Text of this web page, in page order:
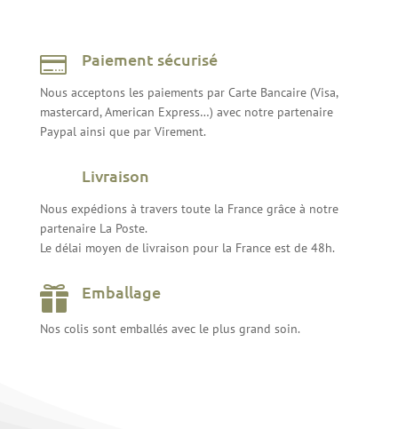
 Paiement sécurisé
Nous acceptons les paiements par Carte Bancaire (Visa,
mastercard, American Express…) avec notre partenaire
Paypal ainsi que par Virement.
Livraison
Nous expédions à travers toute la France grâce à notre
partenaire La Poste.
Le délai moyen de livraison pour la France est de 48h.
 Emballage
Nos colis sont emballés avec le plus grand soin.